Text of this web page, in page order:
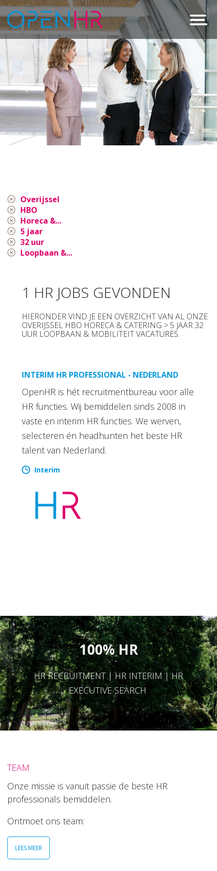
Overijssel
HBO
Horeca &...
5 jaar
32 uur
Loopbaan &...
1 HR JOBS GEVONDEN
HIERONDER VIND JE EEN OVERZICHT VAN AL ONZE
OVERIJSSEL HBO HORECA & CATERING > 5 JAAR 32
UUR LOOPBAAN & MOBILITEIT VACATURES.
INTERIM HR PROFESSIONAL - NEDERLAND
OpenHR is hét recruitmentbureau voor alle
HR functies. Wij bemiddelen sinds 2008 in
vaste en interim HR functies. We werven,
selecteren én headhunten het beste HR
talent van Nederland.
Interim
100% HR
HR RECRUITMENT | HR INTERIM | HR
EXECUTIVE SEARCH
TEAM
Onze missie is vanuit passie de beste HR
professionals bemiddelen.
Ontmoet ons team:
LEES MEER